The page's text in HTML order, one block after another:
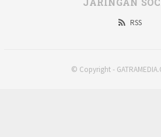
JARINGAN
RSS
© Copyright -